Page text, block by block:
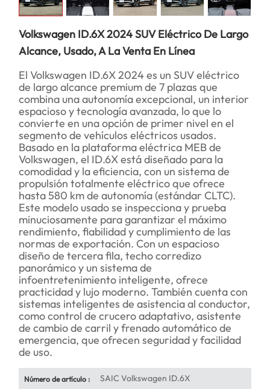
Volkswagen ID.6X 2024 SUV Eléctrico De Largo
Alcance, Usado, A La Venta En Línea
El Volkswagen ID.6X 2024 es un SUV eléctrico
de largo alcance premium de 7 plazas que
combina una autonomía excepcional, un interior
espacioso y tecnología avanzada, lo que lo
convierte en una opción de primer nivel en el
segmento de vehículos eléctricos usados.
Basado en la plataforma eléctrica MEB de
Volkswagen, el ID.6X está diseñado para la
comodidad y la eficiencia, con un sistema de
propulsión totalmente eléctrico que ofrece
hasta 580 km de autonomía (estándar CLTC).
Este modelo usado se inspecciona y prueba
minuciosamente para garantizar el máximo
rendimiento, fiabilidad y cumplimiento de las
normas de exportación. Con un espacioso
diseño de tercera fila, techo corredizo
panorámico y un sistema de
infoentretenimiento inteligente, ofrece
practicidad y lujo moderno. También cuenta con
sistemas inteligentes de asistencia al conductor,
como control de crucero adaptativo, asistente
de cambio de carril y frenado automático de
emergencia, que ofrecen seguridad y facilidad
de uso.
Número de artículo : SAIC Volkswagen ID.6X